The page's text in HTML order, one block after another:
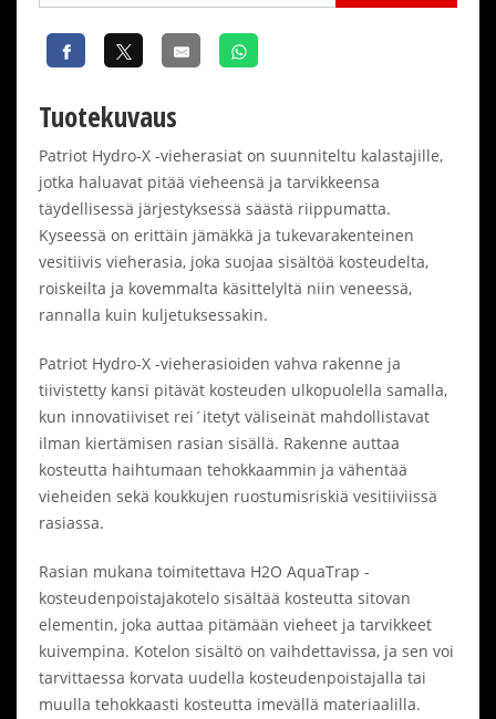
Tuotekuvaus
Patriot Hydro-X -vieherasiat on suunniteltu kalastajille,
jotka haluavat pitää vieheensä ja tarvikkeensa
täydellisessä järjestyksessä säästä riippumatta.
Kyseessä on erittäin jämäkkä ja tukevarakenteinen
vesitiivis vieherasia, joka suojaa sisältöä kosteudelta,
roiskeilta ja kovemmalta käsittelyltä niin veneessä,
rannalla kuin kuljetuksessakin.
Patriot Hydro-X -vieherasioiden vahva rakenne ja
tiivistetty kansi pitävät kosteuden ulkopuolella samalla,
kun innovatiiviset rei´itetyt väliseinät mahdollistavat
ilman kiertämisen rasian sisällä. Rakenne auttaa
kosteutta haihtumaan tehokkaammin ja vähentää
vieheiden sekä koukkujen ruostumisriskiä vesitiiviissä
rasiassa.
Rasian mukana toimitettava H2O AquaTrap -
kosteudenpoistajakotelo sisältää kosteutta sitovan
elementin, joka auttaa pitämään vieheet ja tarvikkeet
kuivempina. Kotelon sisältö on vaihdettavissa, ja sen voi
tarvittaessa korvata uudella kosteudenpoistajalla tai
muulla tehokkaasti kosteutta imevällä materiaalilla.